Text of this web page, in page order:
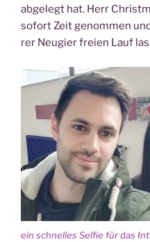
abge­legt hat. Herr
sofort Zeit genom­men
rer Neu­gier frei­en Lauf
ein schnel­les Sel­fie für das